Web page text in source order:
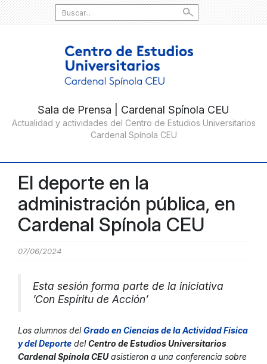
Search
for:
El deporte en la
administración pública, en
Cardenal Spínola CEU
07/06/2024
Esta sesión forma parte de la iniciativa
’Con Espíritu de Acción’
Los alumnos delGrado en Ciencias de la Actividad Física
y del Deporte delCentro de Estudios Universitarios
Cardenal Spínola CEUasistieron a una conferencia sobre